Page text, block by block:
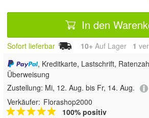
In den
Sofort lieferbar 10+ Auf Lager 1
, Kreditkarte, Lastschrift,
Überweisung
Zustellung: Mi, 12. Aug. bis Fr, 14. Aug.
Verkäufer: Florashop2000
100% positiv